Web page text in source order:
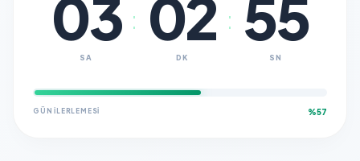
03
SA
: 02
DK
: 55
SN
GÜN İLERLEMESI %57